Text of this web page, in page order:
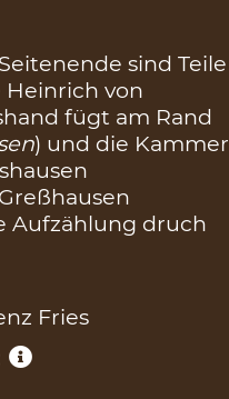
sind Teile
Heinrich von
fügt am Rand
) und die Kammer
Aufzählung druch
Fries